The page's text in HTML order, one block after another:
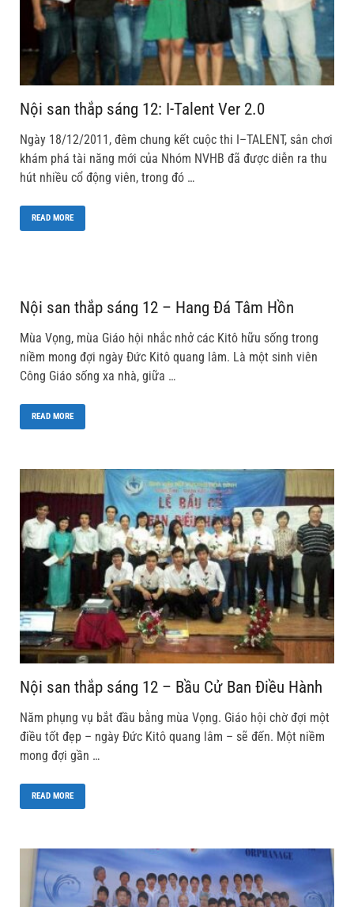
Nội san thắp sáng 12: I-Talent Ver 2.0
Ngày 18/12/2011, đêm chung kết cuộc thi I–TALENT, sân chơi
khám phá tài năng mới của Nhóm NVHB đã được diễn ra thu
hút nhiều cổ động viên, trong đó …
READ MORE
Nội san thắp sáng 12 – Hang Đá Tâm Hồn
Mùa Vọng, mùa Giáo hội nhắc nhở các Kitô hữu sống trong
niềm mong đợi ngày Đức Kitô quang lâm. Là một sinh viên
Công Giáo sống xa nhà, giữa …
READ MORE
Nội san thắp sáng 12 – Bầu Cử Ban Điều Hành
Năm phụng vụ bắt đầu bằng mùa Vọng. Giáo hội chờ đợi một
điều tốt đẹp – ngày Đức Kitô quang lâm – sẽ đến. Một niềm
mong đợi gần …
READ MORE